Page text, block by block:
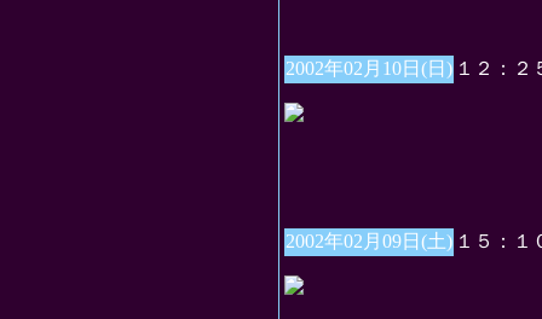
2002年02月10日(日) １２：２
2002年02月09日(土) １５：１